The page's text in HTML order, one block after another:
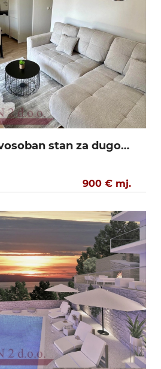
MAKARSKA,dvosoban stan za dugoročni najam 900€
900 € mj.